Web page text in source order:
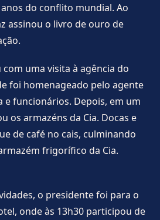
do conflito mundial. Ao
assinou o livro de ouro de
uma visita à agência do
foi homenageado pelo agente
e funcionários. Depois, em um
os armazéns da Cia. Docas e
de café no cais, culminando
frigorífico da Cia.
o presidente foi para o
onde às 13h30 participou de